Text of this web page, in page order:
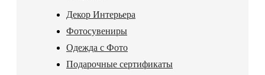
Декор Интерьера
Фотосувениры
Одежда с Фото
Подарочные сертификаты